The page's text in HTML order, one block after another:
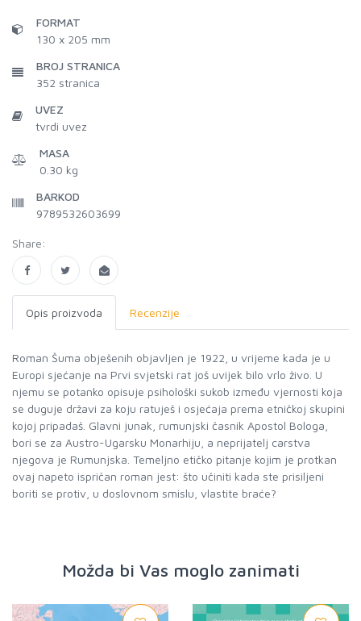
FORMAT
130 x 205 mm
BROJ STRANICA
352 stranica
UVEZ
tvrdi uvez
MASA
0.30 kg
BARKOD
9789532603699
Share:
Opis proizvoda Recenzije
Roman Šuma obješenih objavljen je 1922, u vrijeme kada je u
Europi sjećanje na Prvi svjetski rat još uvijek bilo vrlo živo. U
njemu se potanko opisuje psihološki sukob između vjernosti koja
se duguje državi za koju ratuješ i osjećaja prema etničkoj skupini
kojoj pripadaš. Glavni junak, rumunjski časnik Apostol Bologa,
bori se za Austro-Ugarsku Monarhiju, a neprijatelj carstva
njegova je Rumunjska. Temeljno etičko pitanje kojim je protkan
ovaj napeto ispričan roman jest: što učiniti kada ste prisiljeni
boriti se protiv, u doslovnom smislu, vlastite braće?
Možda bi Vas moglo zanimati